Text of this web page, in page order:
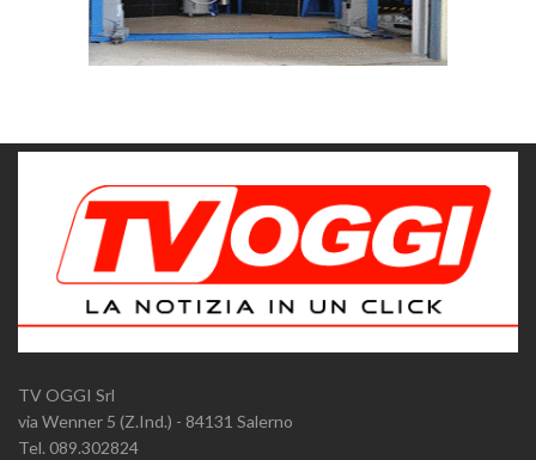
TV OGGI Srl
via Wenner 5 (Z.Ind.) - 84131 Salerno
Tel. 089.302824